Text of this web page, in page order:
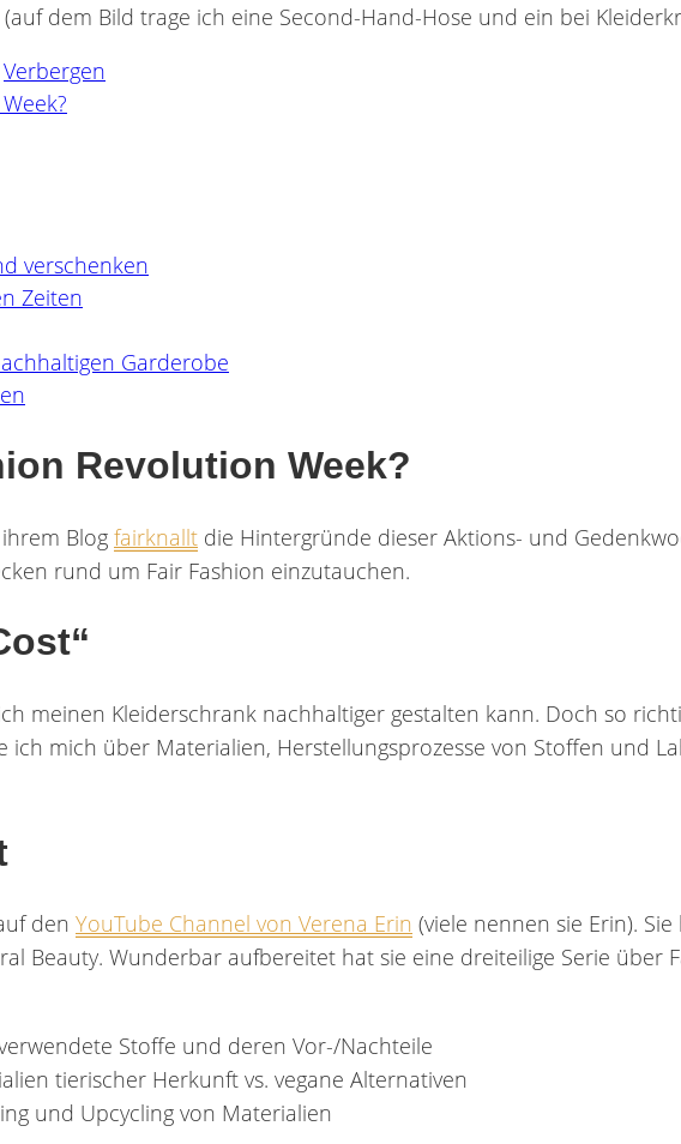
dem Bild trage ich eine Second-Hand-Hose und ein bei
Verbergen
verschenken
Zeiten
Garderobe
Revolution Week?
Blog fairknallt die Hintergründe dieser Aktions- und
rund um Fair Fashion einzutauchen.
meinen Kleiderschrank nachhaltiger gestalten kann. Doch so
ich mich über Materialien, Herstellungsprozesse von Stoffen und
den YouTube Channel von Verena Erin (viele nennen sie Erin).
Beauty. Wunderbar aufbereitet hat sie eine dreiteilige Serie
Stoffe und deren Vor-/Nachteile
tierischer Herkunft vs. vegane Alternativen
und Upcycling von Materialien